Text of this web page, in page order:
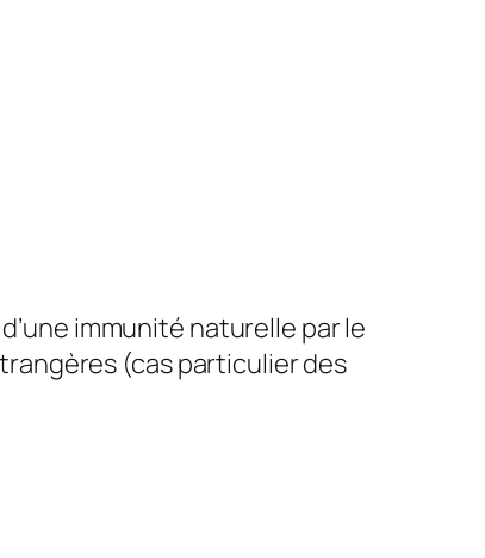
immunité naturelle par le
(cas particulier des